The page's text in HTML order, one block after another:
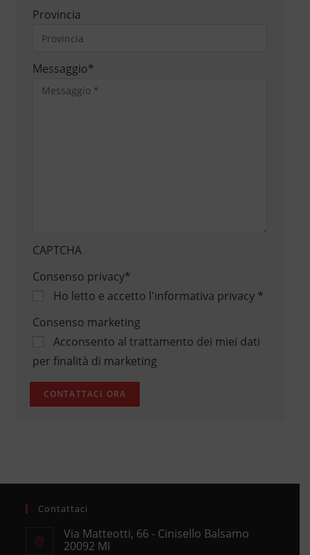
Provincia
Messaggio*
CAPTCHA
Consenso privacy*
Ho letto e accetto l'informativa privacy*
Consenso marketing
Acconsento al trattamento dei miei dati
per finalità di marketing
Contattaci
Via Matteotti, 66 - Cinisello Balsamo
20092 MI